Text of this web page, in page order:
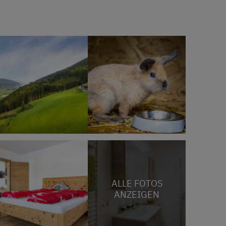
ALLE FOTOS
ANZEIGEN